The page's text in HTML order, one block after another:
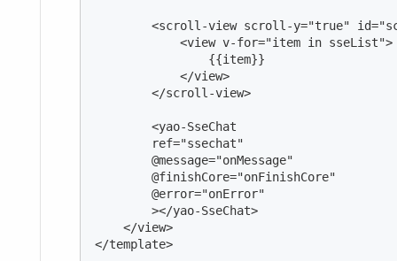
<scroll-view scroll-y="true"
            <view v-for="item in sseList">
                {{item}}
            </view>
        </scroll-view>
        <yao-SseChat
        ref="ssechat"
        @message="onMessage"
        @finishCore="onFinishCore"
        @error="onError"
        ></yao-SseChat>
    </view>
</template>